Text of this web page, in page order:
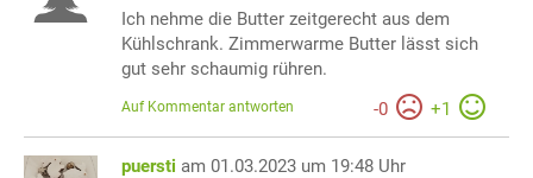
Ich nehme die Butter zeitgerecht aus dem
Kühlschrank. Zimmerwarme Butter lässt sich
gut sehr schaumig rühren.
-0 +1
Auf Kommentar antworten
puersti am 01.03.2023 um 19:48 Uhr